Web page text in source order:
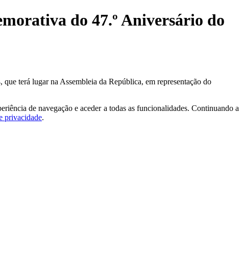
do 47.º Aniversário do
terá lugar na Assembleia da República, em representação do
de navegação e aceder a todas as funcionalidades. Continuando a
privacidade.